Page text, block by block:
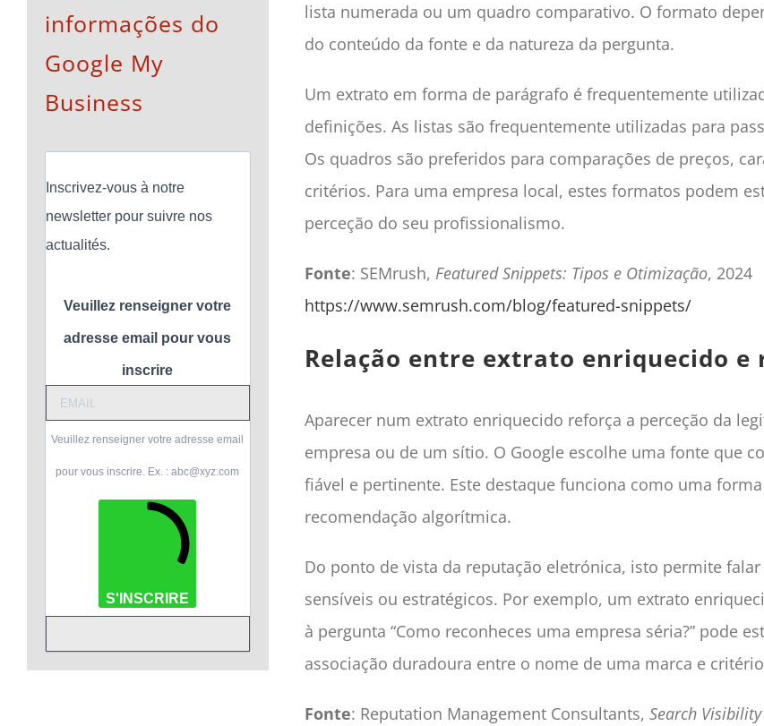
lista numerada ou um quadro comparativo. O formato
do conteúdo da fonte e da natureza da pergunta.
Um extrato em forma de parágrafo é frequentemente
definições. As listas são frequentemente utilizadas para
Os quadros são preferidos para comparações de preços,
critérios. Para uma empresa local, estes formatos podem
perceção do seu profissionalismo.
Fonte: SEMrush, Featured Snippets: Tipos e Otimização, 2024
https://www.semrush.com/blog/featured-snippets/
Relação entre extrato enriquecido e
Aparecer num extrato enriquecido reforça a perceção da
empresa ou de um sítio. O Google escolhe uma fonte que
fiável e pertinente. Este destaque funciona como uma
recomendação algorítmica.
Do ponto de vista da reputação eletrónica, isto permite
sensíveis ou estratégicos. Por exemplo, um extrato
à pergunta “Como reconheces uma empresa séria?” pode
associação duradoura entre o nome de uma marca e
Fonte: Reputation Management Consultants, Search
informações do
Google My
Business
Inscrivez-vous à notre
newsletter pour suivre nos
actualités.
Veuillez renseigner votre
adresse email pour vous
inscrire
Veuillez renseigner votre adresse email
pour vous inscrire. Ex. : abc@xyz.com
S'INSCRIRE